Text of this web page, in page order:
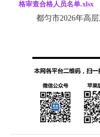
格审查合格人员名单.xlsx
都匀市2026年高